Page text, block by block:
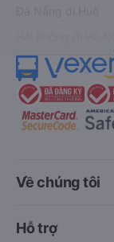
Về chúng tôi
Hỗ trợ